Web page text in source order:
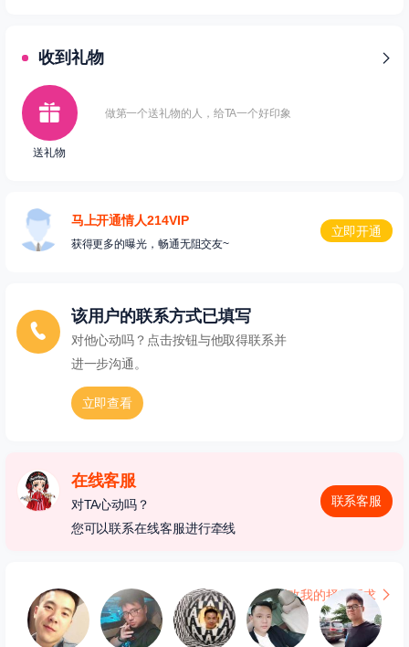
收到礼物
送礼物
做第一个送礼物的人，给TA一个好印象
马上开通情人214VIP
获得更多的曝光，畅通无阻交友~
立即开通
该用户的联系方式已填写
对他心动吗？点击按钮与他取得联系并
进一步沟通。
立即查看
在线客服
对TA心动吗？
您可以联系在线客服进行牵线
联系客服
更改我的择偶要求